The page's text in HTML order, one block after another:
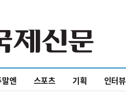
엔 스포츠 기획 인터뷰